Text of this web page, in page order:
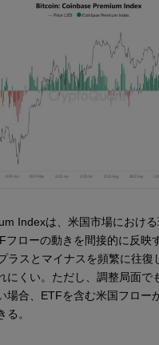
Indexは、米国市場におけ
フローの動きを間接的に反映
ラスとマイナスを頻繁に往復
にくい。ただし、調整局面で
場合、ETFを含む米国フロー
。